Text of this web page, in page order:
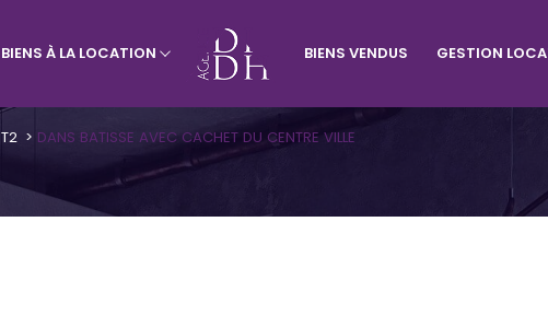
BIENS À LA LOCATION BIENS VENDUS GESTION
Visiter le site de l'agence du
T2 DANS BATISSE AVEC CACHET DU CENTRE VILLE